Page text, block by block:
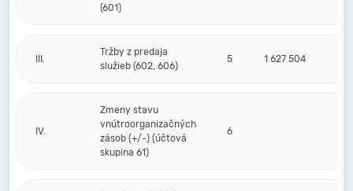
(601)
III.
Tržby z predaja
služieb (602, 606)
5 1 627 504
IV.
Zmeny stavu
vnútroorganizačných
zásob (+/-) (účtová
skupina 61)
6